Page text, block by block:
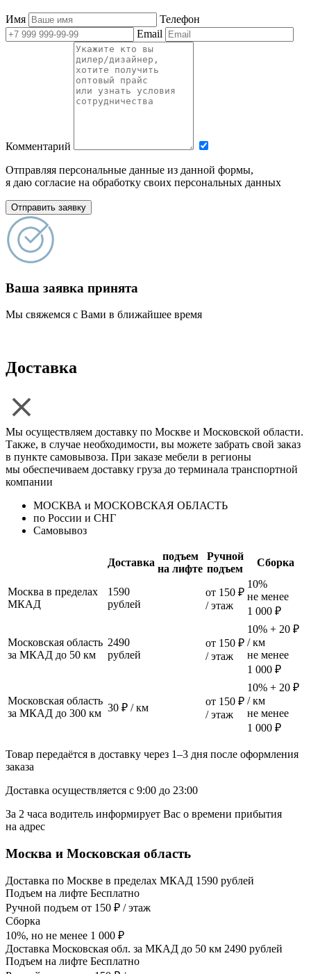
Имя
Телефон
Email
Комментарий
Отправляя персональные данные из данной формы,
я даю согласие на обработку своих персональных данных
Отправить заявку
Ваша заявка принята
Мы свяжемся с Вами в ближайшее время
Доставка
Мы осуществляем доставку по Москве и Московской области.
Также, в случае необходимости, вы можете забрать свой заказ
в пункте самовывоза. При заказе мебели в регионы
мы обеспечиваем доставку груза до терминала транспортной
компании
МОСКВА и МОСКОВСКАЯ ОБЛАСТЬ
по России и СНГ
Самовывоз
Доставка
подъем
на лифте
Ручной
подъем
Сборка
Москва в пределах
МКАД
1590
рублей
от 150 ₽
/ этаж
10%
не менее
1 000 ₽
Московская область
за МКАД до 50 км
2490
рублей
от 150 ₽
/ этаж
10% + 20 ₽
/ км
не менее
1 000 ₽
Московская область
за МКАД до 300 км 30 ₽ / км
от 150 ₽
/ этаж
10% + 20 ₽
/ км
не менее
1 000 ₽
Товар передаётся в доставку через 1–3 дня после оформления
заказа
Доставка осуществляется с 9:00 до 23:00
За 2 часа водитель информирует Вас о времени прибытия
на адрес
Москва и Московская область
Доставка по Москве в пределах МКАД 1590 рублей
Подъем на лифте Бесплатно
Ручной подъем от 150 ₽ / этаж
Сборка
10%, но не менее 1 000 ₽
Доставка Московская обл. за МКАД до 50 км 2490 рублей
Подъем на лифте Бесплатно